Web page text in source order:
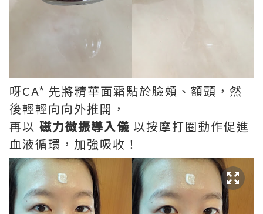
呀CA* 先將精華面霜點於臉頰、額頭，然
後輕輕向向外推開，
再以 磁力微振導入儀 以按摩打圈動作促進
血液循環，加強吸收！